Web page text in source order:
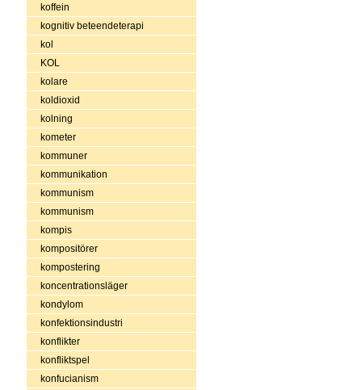
koffein
kognitiv beteendeterapi
kol
KOL
kolare
koldioxid
kolning
kometer
kommuner
kommunikation
kommunism
kommunism
kompis
kompositörer
kompostering
koncentrationsläger
kondylom
konfektionsindustri
konflikter
konfliktspel
konfucianism